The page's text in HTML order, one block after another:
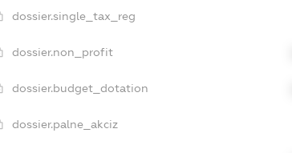
dossier.single_tax_reg
dossier.non_profit
dossier.budget_dotation
dossier.palne_akciz